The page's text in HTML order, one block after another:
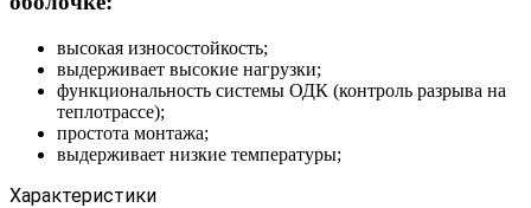
высокая износостойкость;
выдерживает высокие нагрузки;
функциональность системы ОДК (контроль разрыва на
теплотрассе);
простота монтажа;
выдерживает низкие температуры;
Характеристики